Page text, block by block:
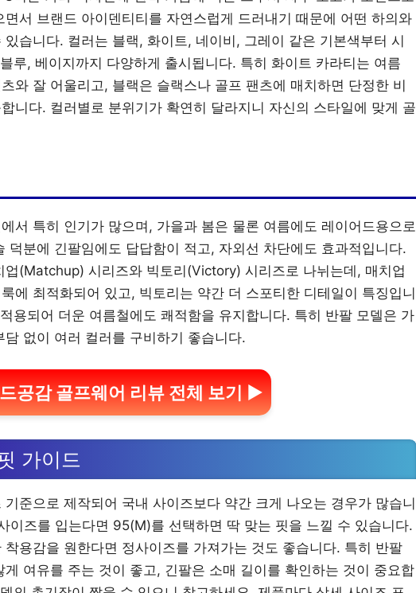
서 브랜드 아이덴티티를 자연스럽게 드러내기 때문에 어떤 하의와
습니다. 컬러는 블랙, 화이트, 네이비, 그레이 같은 기본색부터 시
루, 베이지까지 다양하게 출시됩니다. 특히 화이트 카라티는 여름
와 잘 어울리고, 블랙은 슬랙스나 골프 팬츠에 매치하면 단정한 비
니다. 컬러별로 분위기가 확연히 달라지니 자신의 스타일에 맞게 골
서 특히 인기가 많으며, 가을과 봄은 물론 여름에도 레이어드용으로
덕분에 긴팔임에도 답답함이 적고, 자외선 차단에도 효과적입니다.
업(Matchup) 시리즈와 빅토리(Victory) 시리즈로 나뉘는데, 매치업
에 최적화되어 있고, 빅토리는 약간 더 스포티한 디테일이 특징입니
용되어 더운 여름철에도 쾌적함을 유지합니다. 특히 반팔 모델은 가
없이 여러 컬러를 구비하기 좋습니다.
공감 골프웨어 리뷰 전체 보기 ▶
가이드
준으로 제작되어 국내 사이즈보다 약간 크게 나오는 경우가 많습니
이즈를 입는다면 95(M)를 선택하면 딱 맞는 핏을 느낄 수 있습니다.
용감을 원한다면 정사이즈를 가져가는 것도 좋습니다. 특히 반팔
게 여유를 주는 것이 좋고, 긴팔은 소매 길이를 확인하는 것이 중요합